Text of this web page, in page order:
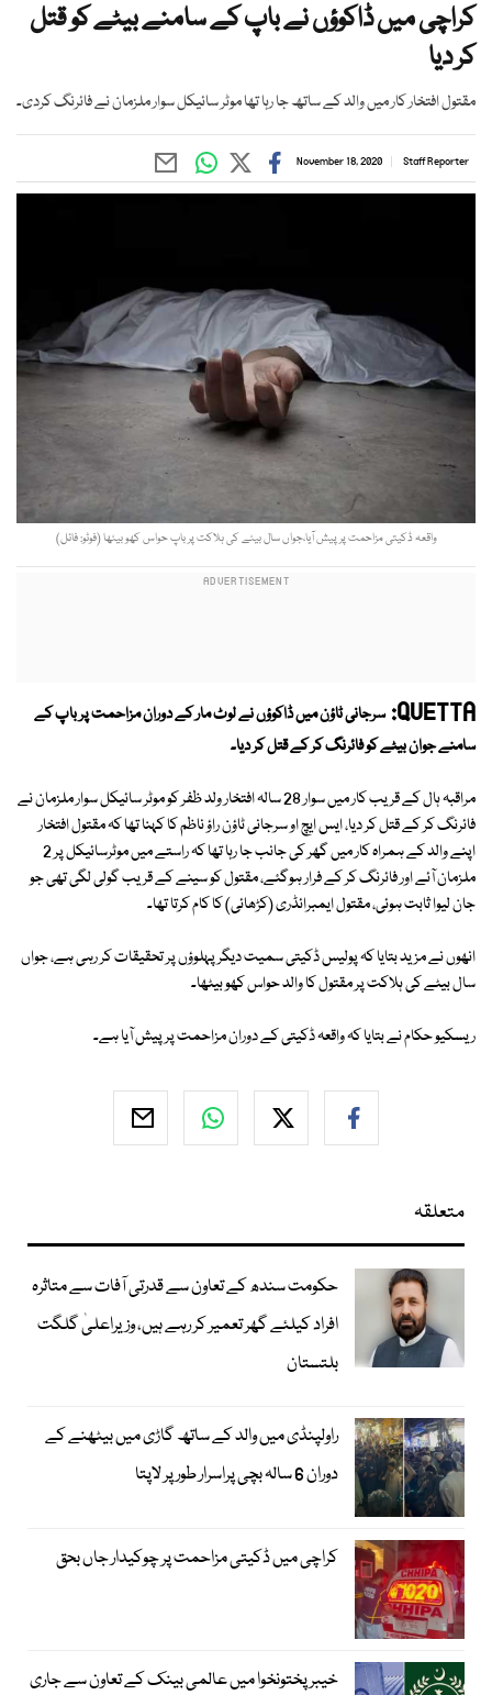
کراچی میں ڈاکوؤں نے باپ کے سامنے بیٹے کو قتل
کر دیا
مقتول افتخار کار میں والد کے ساتھ جا رہا تھا موٹر سائیکل سوار ملزمان نے فائرنگ کردی۔
Staff Reporter
November 18, 2020
واقعہ ڈکیتی مزاحمت پر پیش آیا،جواں سال بیٹے کی ہلاکت پر باپ حواس کھو بیٹھا (فوٹو: فائل)
QUETTA: سرجانی ٹاؤن میں ڈاکوؤں نے لوٹ مار کے دوران مزاحمت پر باپ کے
سامنے جوان بیٹے کو فائرنگ کر کے قتل کر دیا۔
مراقبہ ہال کے قریب کار میں سوار 28 سالہ افتخار ولد ظفر کو موٹر سائیکل سوار ملزمان نے
فائرنگ کر کے قتل کر دیا، ایس ایچ او سرجانی ٹاؤن راؤ ناظم کا کہنا تھا کہ مقتول افتخار
اپنے والد کے ہمراہ کار میں گھر کی جانب جا رہا تھا کہ راستے میں موٹرسائیکل پر 2
ملزمان آئے اور فائرنگ کر کے فرار ہوگئے، مقتول کو سینے کے قریب گولی لگی تھی جو
جان لیوا ثابت ہوئی، مقتول ایمبرائڈری (کڑھائی) کا کام کرتا تھا۔
انھوں نے مزید بتایا کہ پولیس ڈکیتی سمیت دیگر پہلوؤں پر تحقیقات کر رہی ہے، جواں
سال بیٹے کی ہلاکت پر مقتول کا والد حواس کھو بیٹھا۔
ریسکیو حکام نے بتایا کہ واقعہ ڈکیتی کے دوران مزاحمت پر پیش آیا ہے۔
متعلقہ
حکومت سندھ کے تعاون سے قدرتی آفات سے متاثرہ
افراد کیلئے گھر تعمیر کر رہے ہیں، وزیراعلیٰ گلگت
بلتستان
راولپنڈی میں والد کے ساتھ گاڑی میں بیٹھنے کے
دوران 6 سالہ بچی پراسرار طور پر لاپتا
کراچی میں ڈکیتی مزاحمت پر چوکیدار جاں بحق
خیبرپختونخوا میں عالمی بینک کے تعاون سے جاری